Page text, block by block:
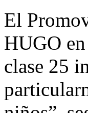
El
HUGO
clase 25